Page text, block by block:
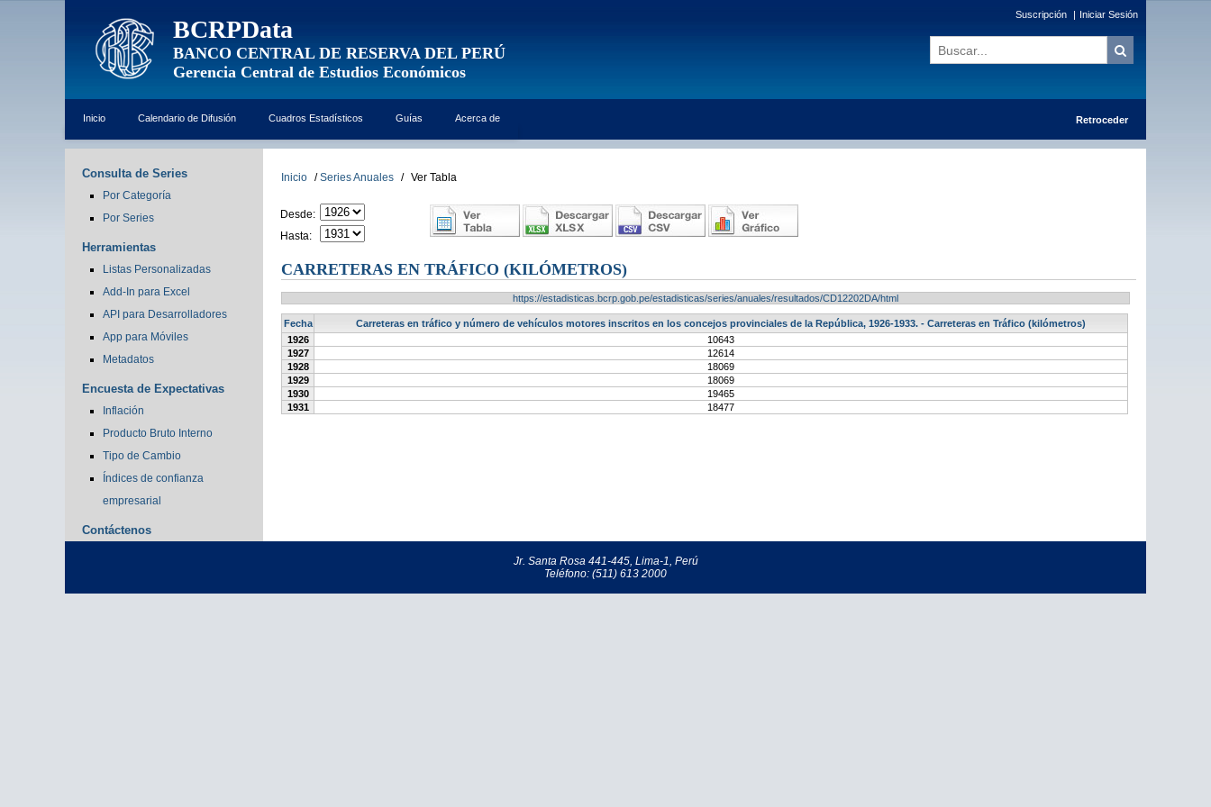
BCRPData
BANCO CENTRAL DE RESERVA DEL PERÚ
Gerencia Central de Estudios Económicos
Suscripción | Iniciar Sesión
Inicio Calendario de Difusión Cuadros Estadísticos Guías Acerca de Retroceder
Consulta de Series
Por Categoría
Por Series
Herramientas
Listas Personalizadas
Add-In para Excel
API para Desarrolladores
App para Móviles
Metadatos
Encuesta de Expectativas
Inflación
Producto Bruto Interno
Tipo de Cambio
Índices de confianza
empresarial
Contáctenos
Inicio / Series Anuales / Ver Tabla
Desde:
Hasta:
CARRETERAS EN TRÁFICO (KILÓMETROS)
https://estadisticas.bcrp.gob.pe/estadisticas/series/anuales/resultados/CD12202DA/html
Fecha
Carreteras en tráfico y número de vehículos motores inscritos en los concejos provinciales de la República, 1926-1933. - Carreteras en Tráfico (kilómetros)
1926
10643
1927
12614
1928
18069
1929
18069
1930
19465
1931
18477
Jr. Santa Rosa 441-445, Lima-1, Perú
Teléfono: (511) 613 2000